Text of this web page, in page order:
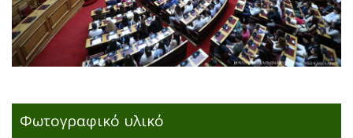
Φωτογραφικό υλικό